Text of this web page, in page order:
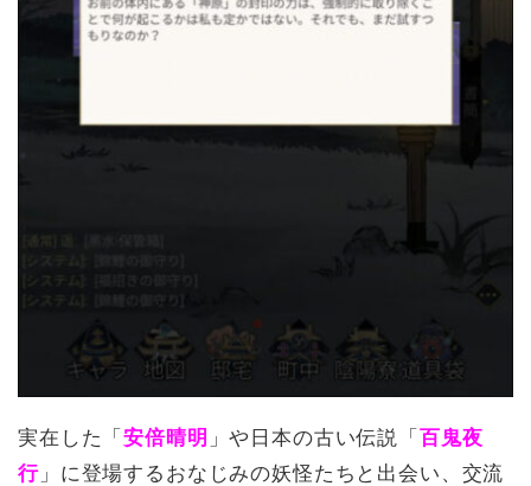
実在した「安倍晴明 」や日本の古い伝説「 百鬼夜
行」に登場するおなじみの妖怪たちと出会い、交流